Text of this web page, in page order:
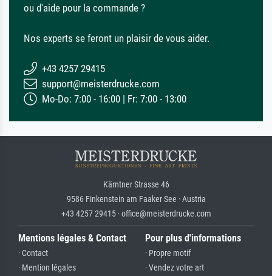
ou d'aide pour la commande ?
Nos experts se feront un plaisir de vous aider.
+43 4257 29415
support@meisterdrucke.com
Mo-Do: 7:00 - 16:00 | Fr: 7:00 - 13:00
Kärntner Strasse 46
9586 Finkenstein am Faaker See · Austria
+43 4257 29415 · office@meisterdrucke.com
Mentions légales & Contact
· Contact
· Mention légales
Pour plus d'informations
· Propre motif
· Vendez votre art